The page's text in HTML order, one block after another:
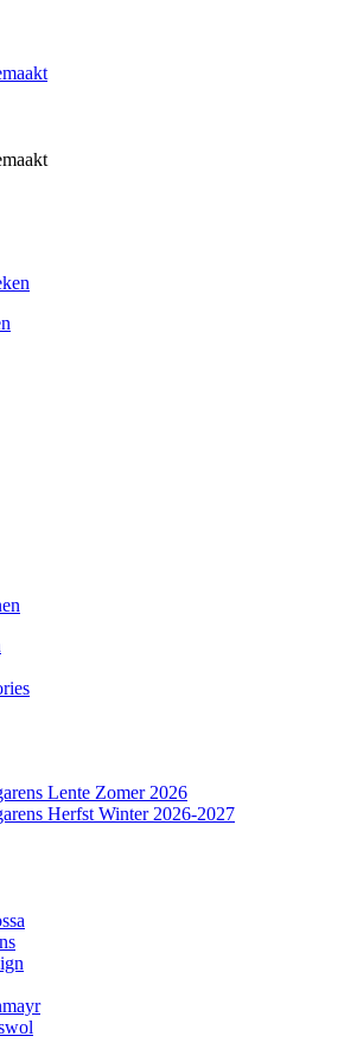
Lente Zomer 2026
Herfst Winter 2026-2027